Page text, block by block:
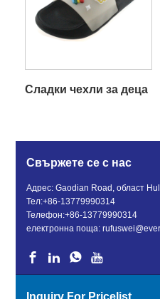
Сладки чехли за деца
Свържете се с нас
Адрес: Gaodian Road, област
Тел:+86-13779990314
Телефон:+86-13779990314
електронна поща:
Inquiry For Pricelist